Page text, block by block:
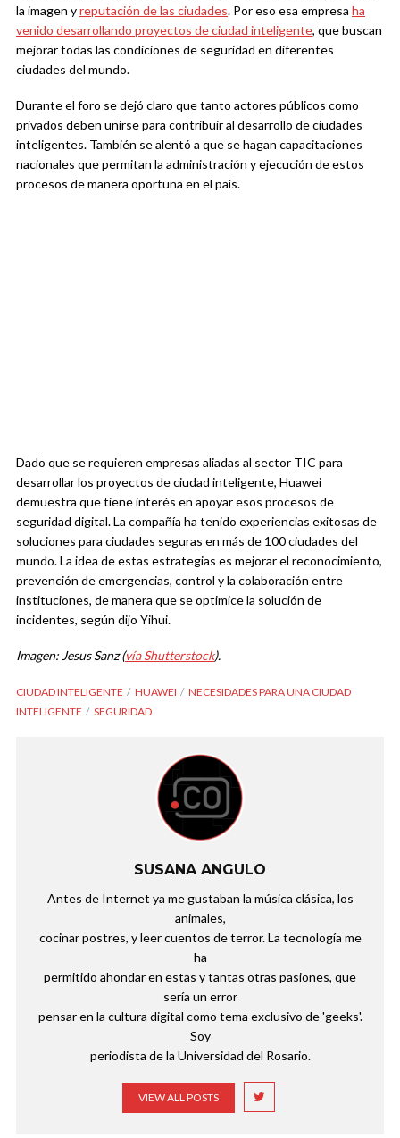
la imagen yreputación de las ciudades. Por eso esa empresa ha
venido desarrollando proyectos de ciudad inteligente, que buscan
mejorar todas las condiciones de seguridad en diferentes
ciudades del mundo.
Durante el foro se dejó claro que tanto actores públicos como
privados deben unirse para contribuir al desarrollo de ciudades
inteligentes. También se alentó a que se hagan capacitaciones
nacionales que permitan la administración y ejecución de estos
procesos de manera oportuna en el país.
Dado que se requieren empresas aliadas al sector TIC para
desarrollar los proyectos de ciudad inteligente, Huawei
demuestra que tiene interés en apoyar esos procesos de
seguridad digital. La compañía ha tenido experiencias exitosas de
soluciones para ciudades seguras en más de 100 ciudades del
mundo. La idea de estas estrategias es mejorar el reconocimiento,
prevención de emergencias, control y la colaboración entre
instituciones, de manera que se optimice la solución de
incidentes, según dijo Yihui.
Imagen: Jesus Sanz (vía Shutterstock).
CIUDAD INTELIGENTE HUAWEI
NECESIDADES PARA UNA CIUDAD
INTELIGENTE
SEGURIDAD
SUSANA ANGULO
Antes de Internet ya me gustaban la música clásica, los
animales,
cocinar postres, y leer cuentos de terror. La tecnología me
ha
permitido ahondar en estas y tantas otras pasiones, que
sería un error
pensar en la cultura digital como tema exclusivo de 'geeks'.
Soy
periodista de la Universidad del Rosario.
VIEW ALL POSTS